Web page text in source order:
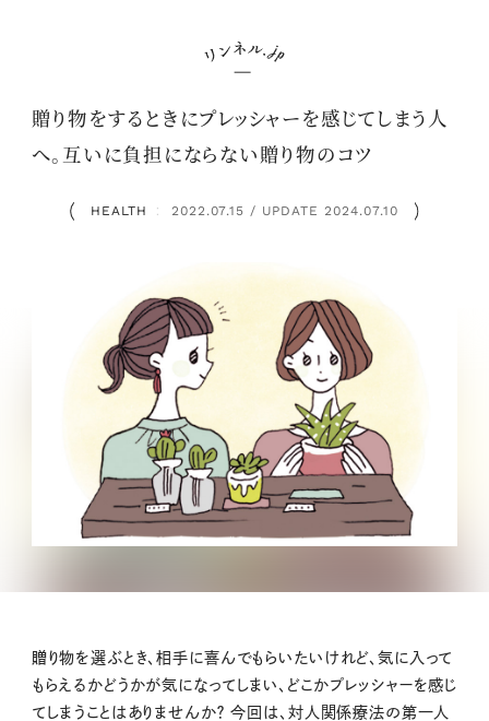
贈り物をするときにプレッシャーを感じてしまう人
へ。互いに負担にならない贈り物のコツ
HEALTH ： 2022.07.15 / UPDATE 2024.07.10
贈り物を選ぶとき、相手に喜んでもらいたいけれど、気に入って
もらえるかどうかが気になってしまい、どこかプレッシャーを感じ
てしまうことはありませんか？ 今回は、対人関係療法の第一人